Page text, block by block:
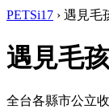
PETSi17 › 遇見毛
遇見毛孩
全台各縣市公立